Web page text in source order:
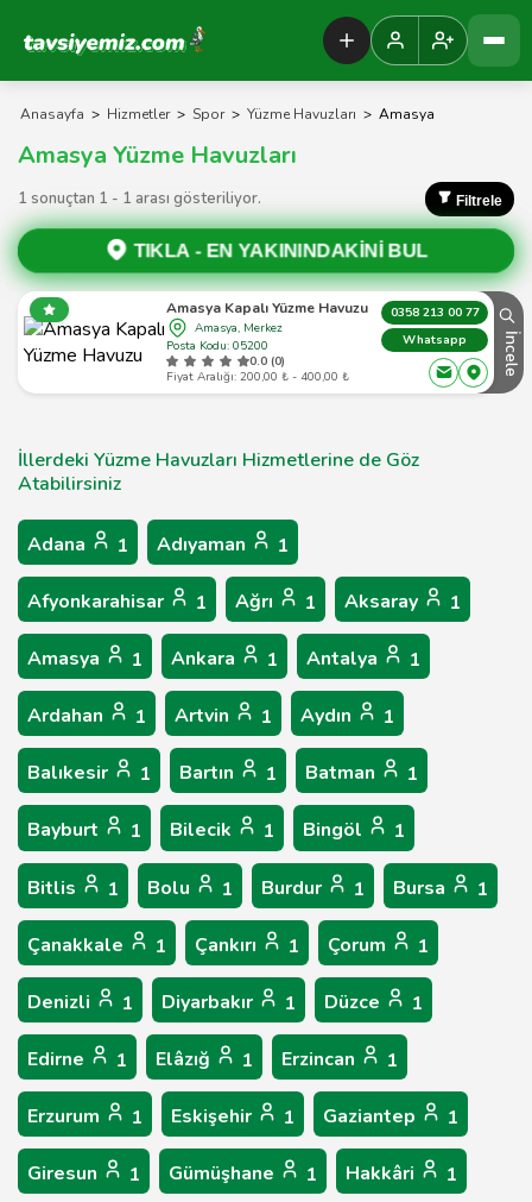
Tavsiyemiz Anasayfa
Anasayfa > Hizmetler > Spor > Yüzme Havuzları > Amasya
Amasya Yüzme Havuzları
1 sonuçtan 1 - 1 arası gösteriliyor. Filtrele
TIKLA - EN YAKININDAKİNİ BUL
Amasya Kapalı Yüzme Havuzu
Amasya, Merkez
Posta Kodu: 05200
0.0 (0)
Fiyat Aralığı: 200,00 ₺ - 400,00 ₺
0358 213 00 77
Whatsapp
İncele
İllerdeki Yüzme Havuzları Hizmetlerine de Göz
Atabilirsiniz
Adana 1 Adıyaman 1
Afyonkarahisar 1 Ağrı 1 Aksaray 1
Amasya 1 Ankara 1 Antalya 1
Ardahan 1 Artvin 1 Aydın 1
Balıkesir 1 Bartın 1 Batman 1
Bayburt 1 Bilecik 1 Bingöl 1
Bitlis 1 Bolu 1 Burdur 1 Bursa 1
Çanakkale 1 Çankırı 1 Çorum 1
Denizli 1 Diyarbakır 1 Düzce 1
Edirne 1 Elâzığ 1 Erzincan 1
Erzurum 1 Eskişehir 1 Gaziantep 1
Giresun 1 Gümüşhane 1 Hakkâri 1